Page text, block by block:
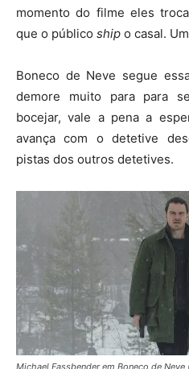
momento do filme eles
que o público ship o casal.
Boneco de Neve segue
demore muito para para
bocejar, vale a pena a
avança com o detetive
pistas dos outros detetives.
Michael Fassbender em Boneco de